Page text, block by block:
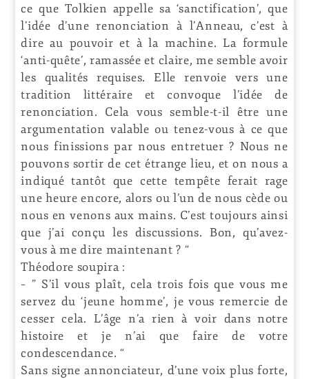
ce que Tolkien appelle sa ‘sanctification’, que
l’idée d’une renonciation à l’Anneau, c’est à
dire au pouvoir et à la machine. La formule
‘anti-quête’, ramassée et claire, me semble avoir
les qualités requises. Elle renvoie vers une
tradition littéraire et convoque l’idée de
renonciation. Cela vous semble-t-il être une
argumentation valable ou tenez-vous à ce que
nous finissions par nous entretuer ? Nous ne
pouvons sortir de cet étrange lieu, et on nous a
indiqué tantôt que cette tempête ferait rage
une heure encore, alors ou l’un de nous cède ou
nous en venons aux mains. C’est toujours ainsi
que j’ai conçu les discussions. Bon, qu’avez-
vous à me dire maintenant ? “
Théodore soupira :
– ” S’il vous plaît, cela trois fois que vous me
servez du ‘jeune homme’, je vous remercie de
cesser cela. L’âge n’a rien à voir dans notre
histoire et je n’ai que faire de votre
condescendance. “
Sans signe annonciateur, d’une voix plus forte,